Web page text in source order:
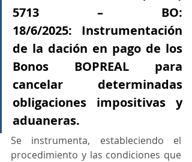
5713 – BO:
18/6/2025: Instrumentación
de la dación en pago de los
Bonos BOPREAL para
cancelar determinadas
obligaciones impositivas y
aduaneras.
Se instrumenta, estableciendo el
procedimiento y las condiciones que